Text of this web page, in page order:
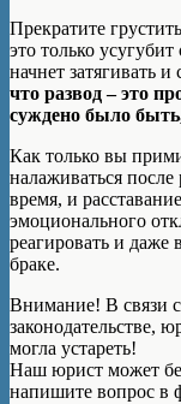
Прекратите
это только
начнет затягивать
что развод – это
суждено было
Как только вы
налаживаться после
время, и
эмоционального
реагировать и даже
браке.
Внимание! В связи
законодательстве,
могла устареть!
Наш юрист может
напишите вопрос в